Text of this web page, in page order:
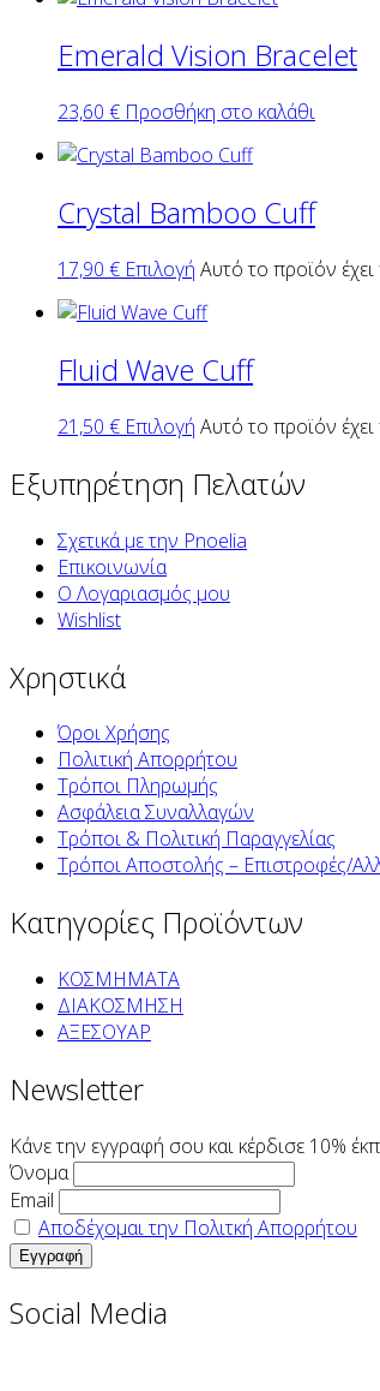
Emerald Vision Bracelet
23,60 € Προσθήκη στο καλάθι
Crystal Bamboo Cuff
17,90 € Επιλογή Αυτό το προϊόν
Fluid Wave Cuff
21,50 € Επιλογή Αυτό το προϊόν
Εξυπηρέτηση Πελατών
Σχετικά με την Pnoelia
Επικοινωνία
Ο Λογαριασμός μου
Wishlist
Χρηστικά
Όροι Χρήσης
Πολιτική Απορρήτου
Τρόποι Πληρωμής
Ασφάλεια Συναλλαγών
Τρόποι & Πολιτική Παραγγελίας
Τρόποι Αποστολής – Επιστροφές/
Κατηγορίες Προϊόντων
ΚΟΣΜΗΜΑΤΑ
ΔΙΑΚΟΣΜΗΣΗ
ΑΞΕΣΟΥΑΡ
Newsletter
Κάνε την εγγραφή σου και κέρδισε 10%
Όνομα
Email
Αποδέχομαι την Πολιτκή Απορρήτου
Social Media